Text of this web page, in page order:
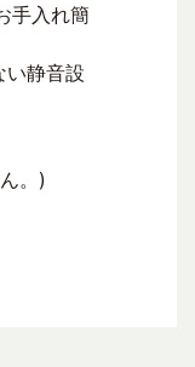
手入れ簡
い静音設
。)